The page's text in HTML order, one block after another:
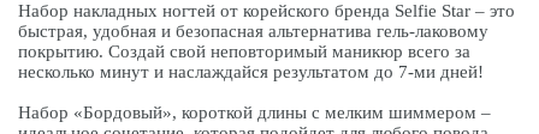
Набор накладных ногтей от корейского бренда Selfie Star – это
быстрая, удобная и безопасная альтернатива гель-лаковому
покрытию. Создай свой неповторимый маникюр всего за
несколько минут и наслаждайся результатом до 7-ми дней!
Набор «Бордовый», короткой длины с мелким шиммером –